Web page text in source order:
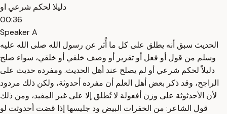
دليلا لحكم شرعي او
00:36
Speaker A
الحديث سبق أنه يطلق على كل ما أُثر عن رسول الله صلى الله عليه
وسلم من قول أو فعل أو تقرير أو وصف خلقي أو خلقي، سواء صلح
دليلاً لحكم شرعي أو لم يصلح عند أهل الحديث. ومفرده حديث على
الراجح، وقد ذكر بعض أهل العلم أن مفرده أحدوثة، ولكن ذلك مردود
لأن الأحدثوثة على وزن أفعولة لا تُطلق إلا على غير المفيد، ومن ذلك
قول الشاعر: من الخفرات البيض ود جليسها إذا قضت أحدوثت لو